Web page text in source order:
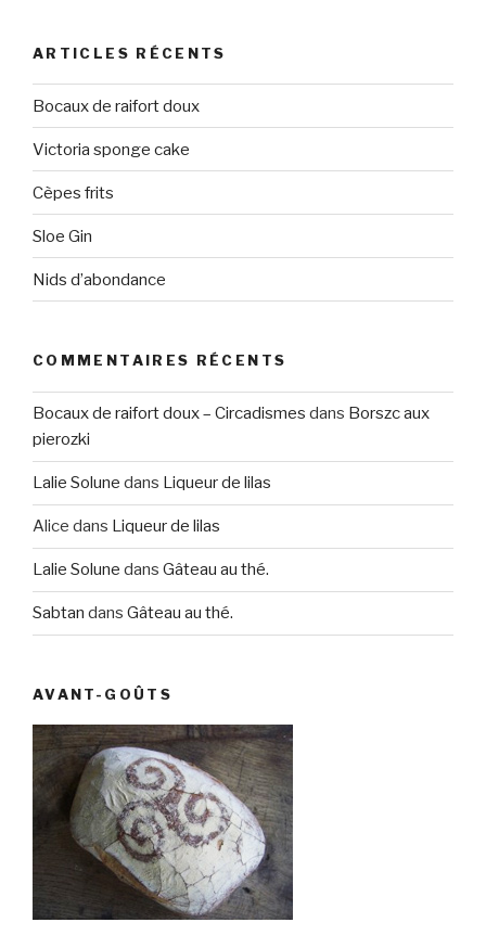
ARTICLES RÉCENTS
Bocaux de raifort doux
Victoria sponge cake
Cèpes frits
Sloe Gin
Nids d’abondance
COMMENTAIRES RÉCENTS
Bocaux de raifort doux – Circadismes dans Borszc aux
pierozki
Lalie Solune dans Liqueur de lilas
Alice dans Liqueur de lilas
Lalie Solune dans Gâteau au thé.
Sabtan dans Gâteau au thé.
AVANT-GOÛTS